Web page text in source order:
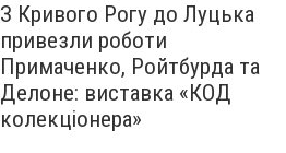
З Кривого Рогу до Луцька
привезли роботи
Примаченко, Ройтбурда та
Делоне: виставка «КОД
колекціонера»